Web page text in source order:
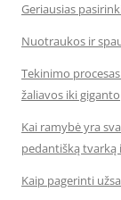
Geriausias
Nuotraukos ir
Tekinimo
žaliavos iki giganto
Kai ramybė yra
pedantišką tvarką
Kaip pagerinti